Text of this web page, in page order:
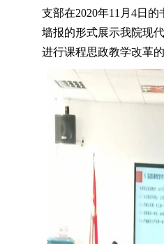
支部在2020年11月4日
墙报的形式展示我院现
进行课程思政教学改革的